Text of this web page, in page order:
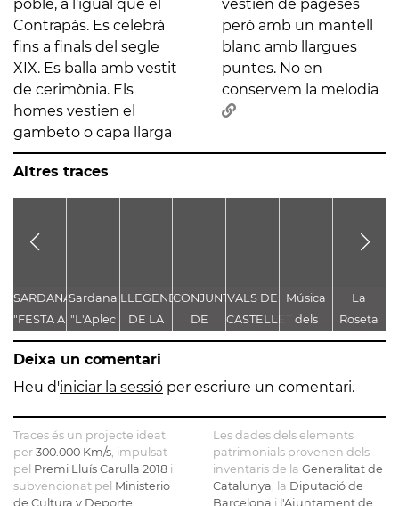
poble, a l'igual que el
Contrapàs. Es celebrà
fins a finals del segle
XIX. Es balla amb vestit
de cerimònia. Els
homes vestien el
gambeto o capa llarga
vestien de pageses
però amb un mantell
blanc amb llargues
puntes. No en
conservem la melodia
Altres traces
SARDANA
"FESTA A
CASTELLET"
Sardana
"L'Aplec
d'Artés"
LLEGENDA
DE LA
TROBALLA
DE LA
MARE
CASTELLET
CONJUNT
DE
LLEGENDES
AL CAMÍ
VALS DE
CASTELLET
Música
dels
Pastorets
La
Roseta
de
o de
fem
borbons
a la
Deixa un comentari
Heu d'iniciar la sessió per escriure un comentari.
Traces és un projecte ideat
per 300.000 Km/s , impulsat
pel Premi Lluís Carulla 2018 i
subvencionat pel Ministerio
de Cultura y Deporte
Les dades dels elements
patrimonials provenen dels
inventaris de la Generalitat de
Catalunya , la Diputació de
Barcelona i l'Ajuntament de